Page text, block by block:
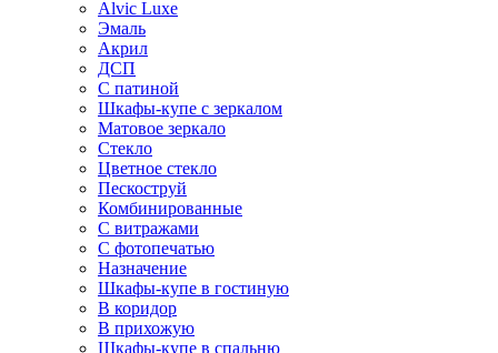
Alvic Luxe
Эмаль
Акрил
ДСП
С патиной
Шкафы-купе с зеркалом
Матовое зеркало
Стекло
Цветное стекло
Пескоструй
Комбинированные
С витражами
С фотопечатью
Назначение
Шкафы-купе в гостиную
В коридор
В прихожую
Шкафы-купе в спальню